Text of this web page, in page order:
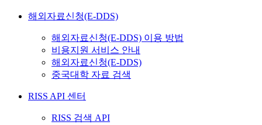
해외자료신청(E-DDS)
해외자료신청(E-DDS) 이용 방법
비용지원 서비스 안내
해외자료신청(E-DDS)
중국대학 자료 검색
RISS API 센터
RISS 검색 API